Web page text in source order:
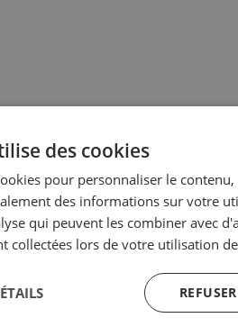
des cookies
pour personnaliser le
des informations sur votre
qui peuvent les combiner avec
collectées lors de votre utilisation